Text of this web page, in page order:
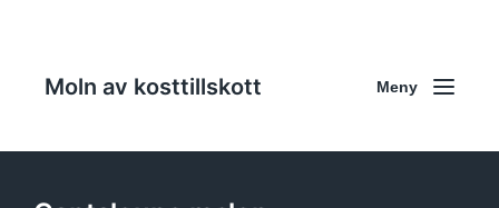
Moln av kosttillskott Meny